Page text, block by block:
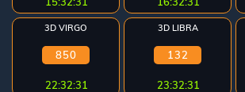
Deposit
3D VIRGO
850
22:32:31
3D LIBRA
132
23:32:31